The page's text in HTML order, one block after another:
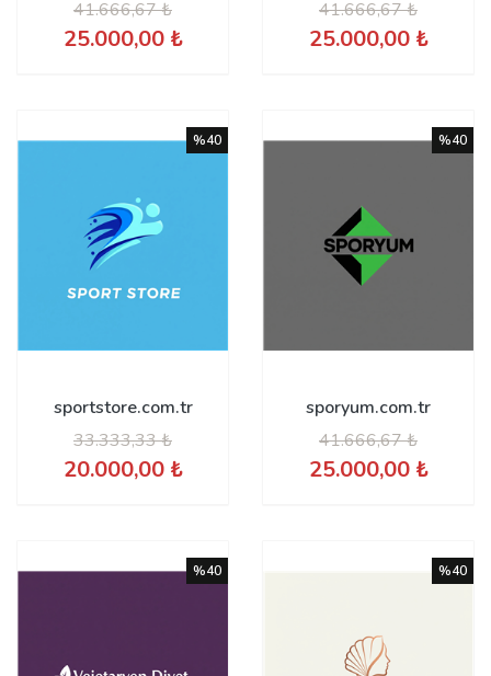
41.666,67 ₺
25.000,00 ₺
41.666,67 ₺
25.000,00 ₺
sportstore.com.tr
33.333,33 ₺
20.000,00 ₺
%40
sporyum.com.tr
41.666,67 ₺
25.000,00 ₺
%40
%40 %40